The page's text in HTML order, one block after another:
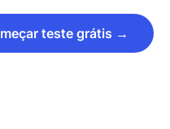
teste grátis →